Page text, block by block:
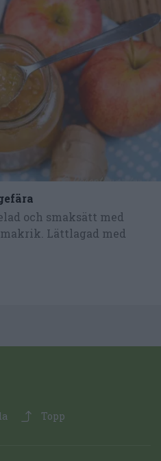
och smaksätt med
Lättlagad med
Topp